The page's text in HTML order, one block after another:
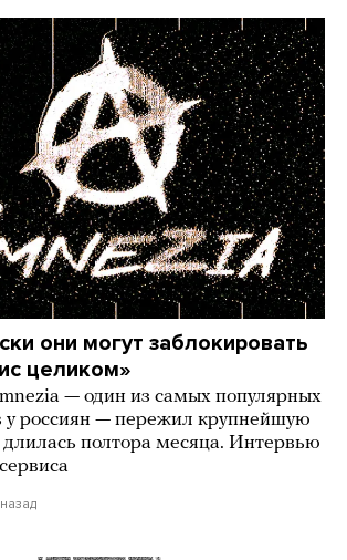
они могут заблокировать
целиком»
— один из самых популярных
у россиян — пережил крупнейшую
длилась полтора месяца. Интервью